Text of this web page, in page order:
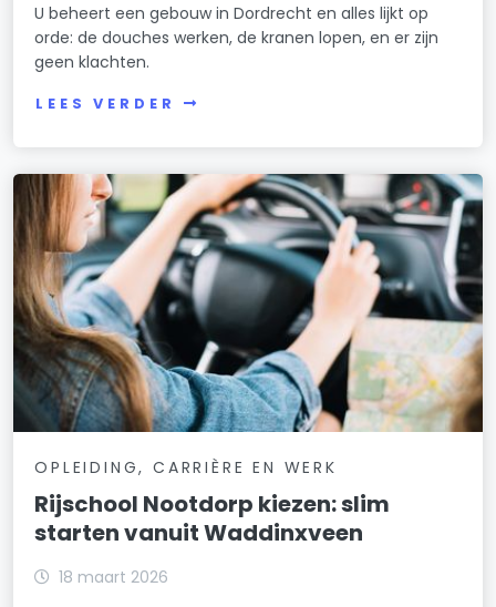
U beheert een gebouw in Dordrecht en alles lijkt op
orde: de douches werken, de kranen lopen, en er zijn
geen klachten.
LEES VERDER
OPLEIDING, CARRIÈRE EN WERK
Rijschool Nootdorp kiezen: slim
starten vanuit Waddinxveen
18 maart 2026